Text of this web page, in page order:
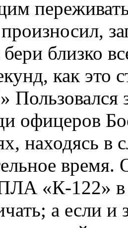
близко
как это
офицеров
находясь в
время.
«К-122»
а если